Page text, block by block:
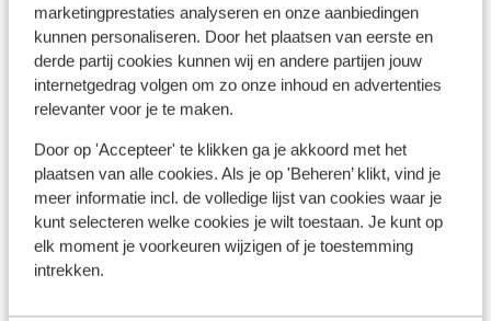
marketingprestaties analyseren en onze aanbiedingen
kunnen personaliseren. Door het plaatsen van eerste en
derde partij cookies kunnen wij en andere partijen jouw
internetgedrag volgen om zo onze inhoud en advertenties
relevanter voor je te maken.
Door op 'Accepteer' te klikken ga je akkoord met het
plaatsen van alle cookies. Als je op 'Beheren’ klikt, vind je
meer informatie incl. de volledige lijst van cookies waar je
kunt selecteren welke cookies je wilt toestaan. Je kunt op
elk moment je voorkeuren wijzigen of je toestemming
intrekken.
Hotel Nana Princess
Hotel Harmony Boutique Resort
Bio Beach Boutique Hotel - adults only
Seascape Luxury Residences - adults only
Hotel Aloe Boutique & Suites - adults only